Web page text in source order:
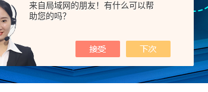
来自局域网的朋友！有什么可以帮
助您的吗？